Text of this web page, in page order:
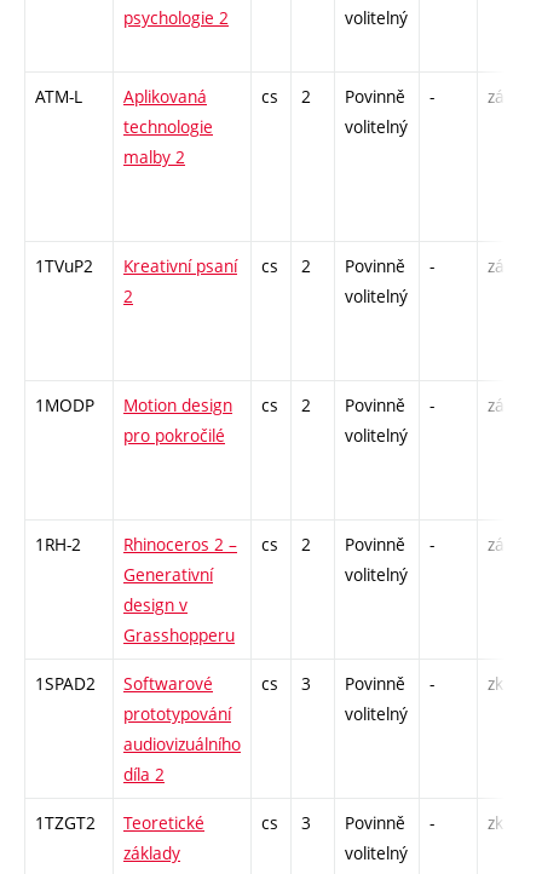
psychologie 2
volitelný
ATM-L
Aplikovaná
technologie
malby 2
cs 2
Povinně
volitelný
- zá
1TVuP2
Kreativní psaní
2
cs 2
Povinně
volitelný
- zá
1MODP
Motion design
pro pokročilé
cs 2
Povinně
volitelný
- zá
1RH-2
Rhinoceros 2 –
Generativní
design v
Grasshopperu
cs 2
Povinně
volitelný
- zá
1SPAD2
Softwarové
prototypování
audiovizuálního
díla 2
cs 3
Povinně
volitelný
- zk
1TZGT2
Teoretické
základy
cs 3
Povinně
volitelný
- zk